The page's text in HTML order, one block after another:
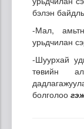
бэлэн
-Мал,
урьдчилан
-Шуурхай
төвийн
болголоо